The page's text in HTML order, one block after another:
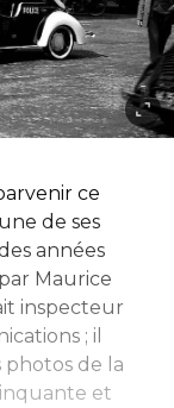
ce
de ses
années
Maurice
inspecteur
; il
photos de la
et